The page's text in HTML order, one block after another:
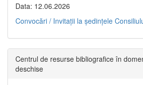
Data: 12.06.2026
Convocări / Invitaţii la şedinţele
Centrul de resurse bibliografice în
deschise